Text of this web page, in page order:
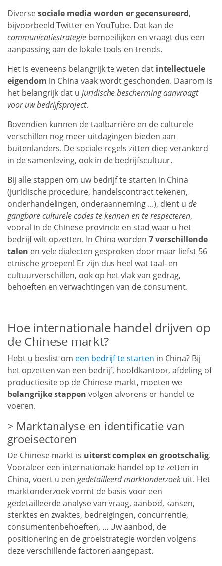
Diversesociale media worden er gecensureerd,
bijvoorbeeld Twitter en YouTube. Dat kan de
communicatiestrategie bemoeilijken en vraagt dus een
aanpassing aan de lokale tools en trends.
Het is eveneens belangrijk te weten dat intellectuele
eigendom in China vaak wordt geschonden. Daarom is
het belangrijk dat u juridische bescherming aanvraagt
voor uw bedrijfsproject.
Bovendien kunnen de taalbarrière en de culturele
verschillen nog meer uitdagingen bieden aan
buitenlanders. De sociale regels zitten diep verankerd
in de samenleving, ook in de bedrijfscultuur.
Bij alle stappen om uw bedrijf te starten in China
(juridische procedure, handelscontract tekenen,
onderhandelingen, onderaanneming ...), dient u de
gangbare culturele codes te kennen en te respecteren,
vooral in de Chinese provincie en stad waar u het
bedrijf wilt opzetten. In China worden 7 verschillende
talen en vele dialecten gesproken door maar liefst 56
etnische groepen! Er zijn dus heel wat taal- en
cultuurverschillen, ook op het vlak van gedrag,
behoeften en verwachtingen van de consument.
Hoe internationale handel drijven op
de Chinese markt?
Hebt u beslist om een bedrijf te starten in China? Bij
het opzetten van een bedrijf, hoofdkantoor, afdeling of
productiesite op de Chinese markt, moeten we
belangrijke stappen volgen alvorens er handel te
voeren.
Marktanalyse en identificatie van
groeisectoren
De Chinese markt is uiterst complex en grootschalig.
Vooraleer een internationale handel op te zetten in
China, voert u een gedetailleerd marktonderzoek uit. Het
marktonderzoek vormt de basis voor een
gedetailleerde analyse van vraag, aanbod, kansen,
sterktes en zwaktes, bedreigingen, concurrentie,
consumentenbehoeften, ... Uw aanbod, de
positionering en de groeistrategie worden volgens
deze verschillende factoren aangepast.